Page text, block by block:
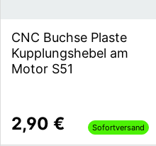
CNC Buchse Plaste
Kupplungshebel am
Motor S51
2,90 € Sofortversand